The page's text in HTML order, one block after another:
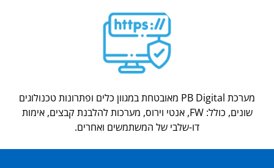
מערכת PB Digital מאובטחת במגוון כלים ופתרונות טכנולוגים
שונים, כולל: FW, אנטי וירוס, מערכות להלבנת קבצים, אימות
דו-שלבי של המשתמשים ואחרים.